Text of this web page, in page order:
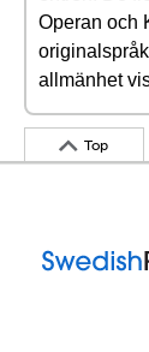
Operan och
allmänhet
Top